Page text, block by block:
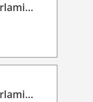
decal overlaminate Polymeric P HT 50
decal overlaminate P HT 70